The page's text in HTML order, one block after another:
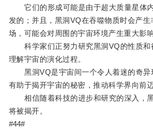
它们的形成可能是由于超大质量星体
发的；并且，黑洞VQ在吞噬物质时会产生
场，可能会对周围的宇宙环境产生重大影响
科学家们正努力研究黑洞VQ的性质和
理解宇宙的演化过程。
黑洞VQ是宇宙间一个令人着迷的奇异
有助于揭开宇宙的秘密，推动科学界向前迈
相信随着科技的进步和研究的深入，
将被揭开。
#44#